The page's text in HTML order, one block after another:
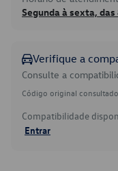
Segunda à sexta, das
Verifique a
Consulte a
Código original
Compatibilidade
Entrar